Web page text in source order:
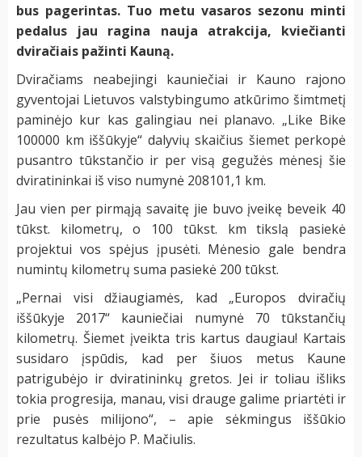
bus pagerintas. Tuo metu vasaros sezonu minti
pedalus jau ragina nauja atrakcija, kviečianti
dviračiais pažinti Kauną.
Dviračiams neabejingi kauniečiai ir Kauno rajono
gyventojai Lietuvos valstybingumo atkūrimo šimtmetį
paminėjo kur kas galingiau nei planavo. „Like Bike
100000 km iššūkyje“ dalyvių skaičius šiemet perkopė
pusantro tūkstančio ir per visą gegužės mėnesį šie
dviratininkai iš viso numynė 208101,1 km.
Jau vien per pirmąją savaitę jie buvo įveikę beveik 40
tūkst. kilometrų, o 100 tūkst. km tikslą pasiekė
projektui vos spėjus įpusėti. Mėnesio gale bendra
numintų kilometrų suma pasiekė 200 tūkst.
„Pernai visi džiaugiamės, kad „Europos dviračių
iššūkyje 2017“ kauniečiai numynė 70 tūkstančių
kilometrų. Šiemet įveikta tris kartus daugiau! Kartais
susidaro įspūdis, kad per šiuos metus Kaune
patrigubėjo ir dviratininkų gretos. Jei ir toliau išliks
tokia progresija, manau, visi drauge galime priartėti ir
prie pusės milijono“, – apie sėkmingus iššūkio
rezultatus kalbėjo P. Mačiulis.